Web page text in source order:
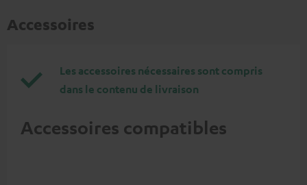
Accessoires
Les accessoires nécessaires sont compris
dans le contenu de livraison
Accessoires compatibles